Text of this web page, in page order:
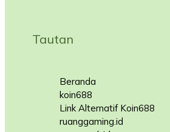
Tautan
Beranda
koin688
Link Alternatif Koin688
ruanggaming.id